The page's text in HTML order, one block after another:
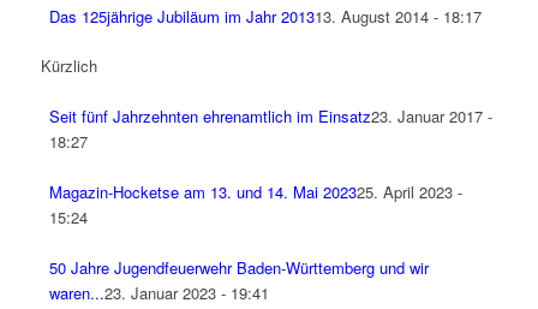
Das 125jährige Jubiläum im Jahr 201313. August 2014 - 18:17
Kürzlich
Seit fünf Jahrzehnten ehrenamtlich im Einsatz23. Januar 2017 -
18:27
Magazin-Hocketse am 13. und 14. Mai 202325. April 2023 -
15:24
50 Jahre Jugendfeuerwehr Baden-Württemberg und wir
waren...23. Januar 2023 - 19:41